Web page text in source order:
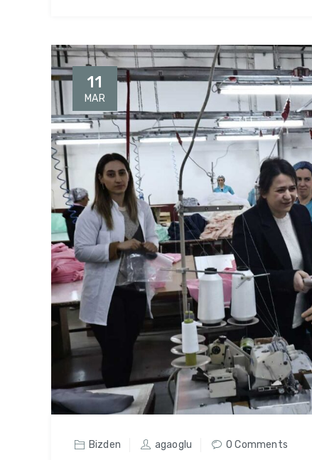
11
MAR
Bizden agaoglu 0 Comments